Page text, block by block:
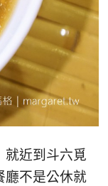
就近到斗六覓
廳不是公休就